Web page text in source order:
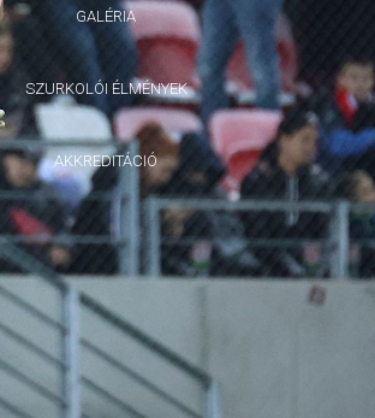
GALÉRIA
SZURKOLÓI ÉLMÉNYEK
AKKREDITÁCIÓ